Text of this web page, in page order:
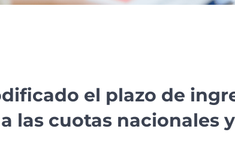
el plazo de
las cuotas nacionales